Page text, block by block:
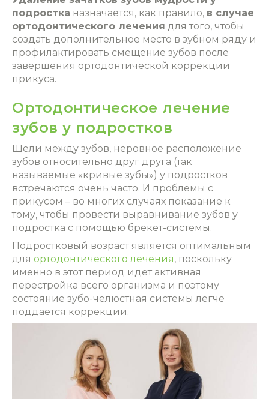
подростка назначается, как правило, в случае
ортодонтического лечения для того, чтобы
создать дополнительное место в зубном ряду и
профилактировать смещение зубов после
завершения ортодонтической коррекции
прикуса.
Ортодонтическое лечение
зубов у подростков
Щели между зубов, неровное расположение
зубов относительно друг друга (так
называемые «кривые зубы») у подростков
встречаются очень часто. И проблемы с
прикусом – во многих случаях показание к
тому, чтобы провести выравнивание зубов у
подростка с помощью брекет-системы.
Подростковый возраст является оптимальным
для ортодонтического лечения, поскольку
именно в этот период идет активная
перестройка всего организма и поэтому
состояние зубо-челюстная системы легче
поддается коррекции.